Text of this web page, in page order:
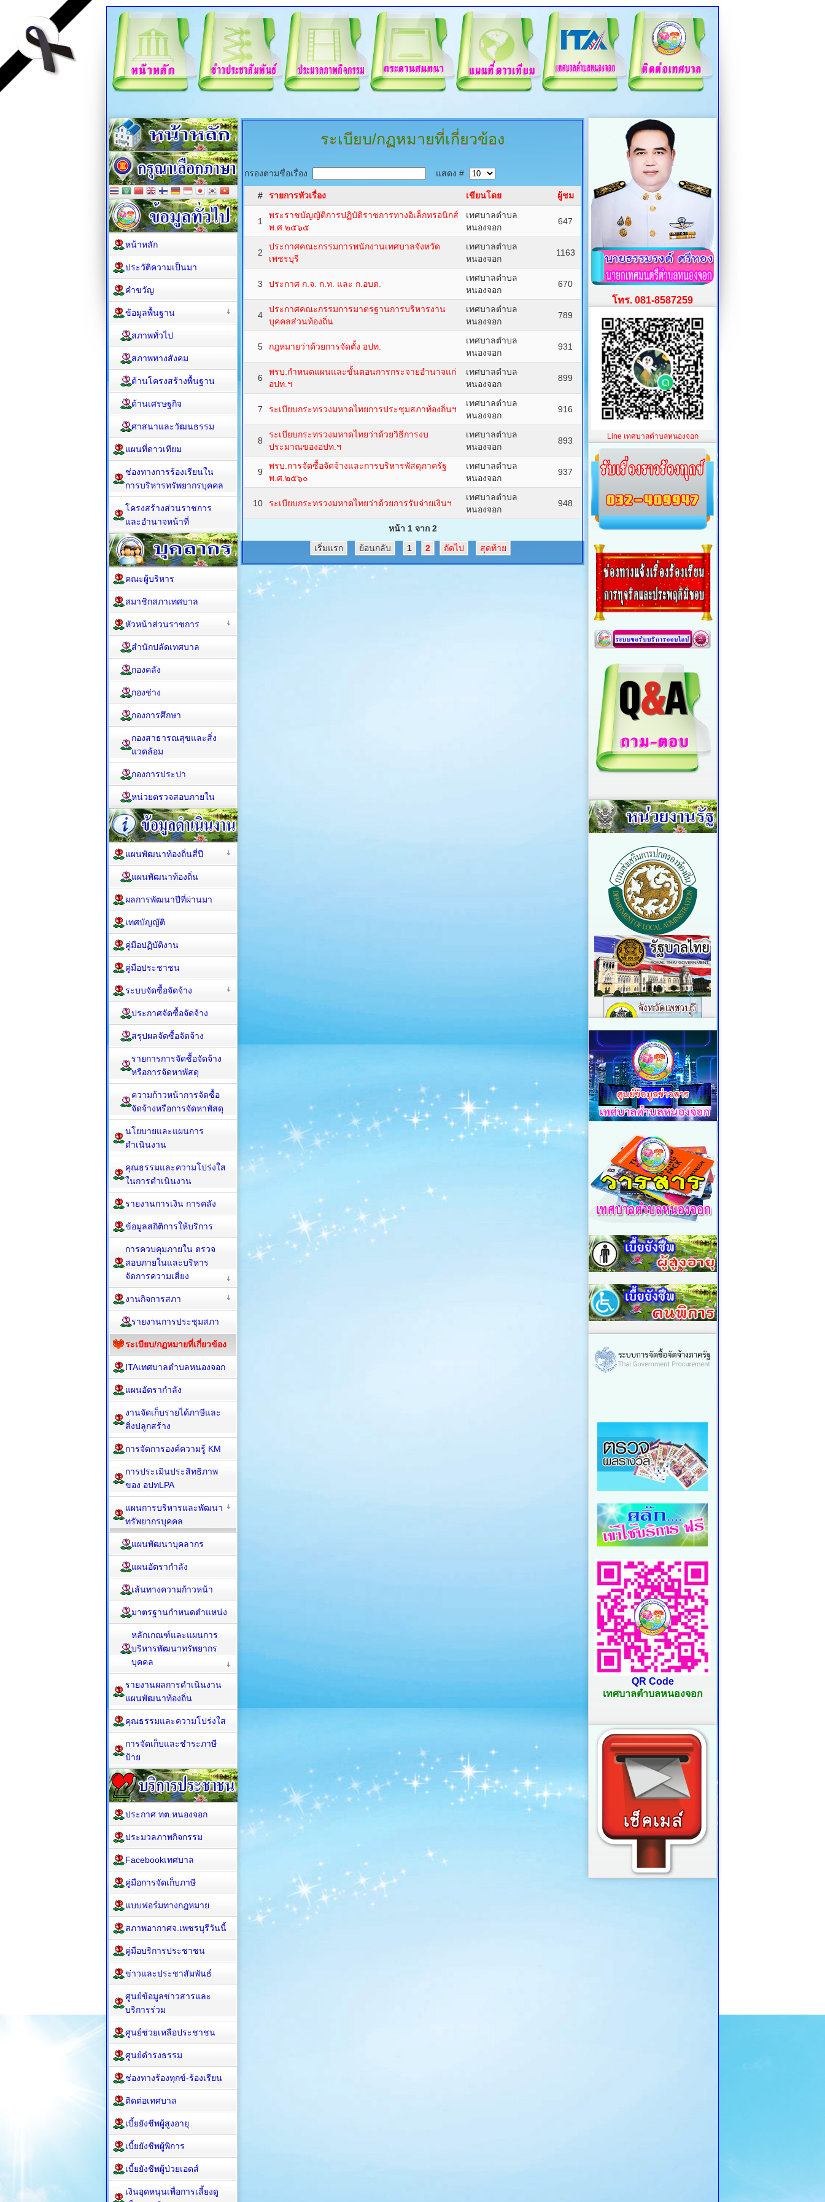
ระเบียบ/กฏหมายที่เกี่ยวข้อง
กรองตามชื่อเรื่อง แสดง #
# รายการหัวเรื่อง เขียนโดย ผู้ชม
1
พระราชบัญญัติการปฏิบัติราชการทางอิเล็กทรอนิกส์
พ.ศ.๒๕๖๕
เทศบาลตำบล
หนองจอก
647
2
ประกาศคณะกรรมการพนักงานเทศบาลจังหวัด
เพชรบุรี
เทศบาลตำบล
หนองจอก
1163
3 ประกาศ ก.จ. ก.ท. และ ก.อบต.
เทศบาลตำบล
หนองจอก
670
4
ประกาศคณะกรรมการมาตรฐานการบริหารงาน
บุคคลส่วนท้องถิ่น
เทศบาลตำบล
หนองจอก
789
5 กฎหมายว่าด้วยการจัดตั้ง อปท.
เทศบาลตำบล
หนองจอก
931
6
พรบ.กำหนดแผนและขั้นตอนการกระจายอำนาจแก่
อปท.ฯ
เทศบาลตำบล
หนองจอก
899
7 ระเบียบกระทรวงมหาดไทยการประชุมสภาท้องถิ่นฯ
เทศบาลตำบล
หนองจอก
916
8
ระเบียบกระทรวงมหาดไทยว่าด้วยวิธีการงบ
ประมาณของอปท.ฯ
เทศบาลตำบล
หนองจอก
893
9
พรบ.การจัดซื้อจัดจ้างและการบริหารพัสดุภาครัฐ
พ.ศ.๒๕๖๐
เทศบาลตำบล
หนองจอก
937
10 ระเบียบกระทรวงมหาดไทยว่าด้วยการรับจ่ายเงินฯ
เทศบาลตำบล
หนองจอก
948
หน้า 1 จาก 2
เริ่มแรก
ย้อนกลับ 1 2 ถัดไป สุดท้าย
หน้าหลัก
ประวัติความเป็นมา
คำขวัญ
ข้อมูลพื้นฐาน
สภาพทั่วไป
สภาพทางสังคม
ด้านโครงสร้างพื้นฐาน
ด้านเศรษฐกิจ
ศาสนาและวัฒนธรรม
แผนที่ดาวเทียม
ช่องทางการร้องเรียนใน
การบริหารทรัพยากรบุคคล
โครงสร้างส่วนราชการ
และอำนาจหน้าที่
คณะผู้บริหาร
สมาชิกสภาเทศบาล
หัวหน้าส่วนราชการ
สำนักปลัดเทศบาล
กองคลัง
กองช่าง
กองการศึกษา
กองสาธารณสุขและสิ่ง
แวดล้อม
กองการประปา
หน่วยตรวจสอบภายใน
แผนพัฒนาท้องถิ่นสี่ปี
แผนพัฒนาท้องถิ่น
ผลการพัฒนาปีที่ผ่านมา
เทศบัญญัติ
คู่มือปฏิบัติงาน
คู่มือประชาชน
ระบบจัดซื้อจัดจ้าง
ประกาศจัดซื้อจัดจ้าง
สรุปผลจัดซื้อจัดจ้าง
รายการการจัดซื้อจัดจ้าง
หรือการจัดหาพัสดุ
ความก้าวหน้าการจัดซื้อ
จัดจ้างหรือการจัดหาพัสดุ
นโยบายและแผนการ
ดำเนินงาน
คุณธรรมและความโปร่งใส
ในการดำเนินงาน
รายงานการเงิน การคลัง
ข้อมูลสถิติการให้บริการ
การควบคุมภายใน ตรวจ
สอบภายในและบริหาร
จัดการความเสี่ยง
งานกิจการสภา
รายงานการประชุมสภา
ระเบียบ/กฏหมายที่เกี่ยวข้อง
ITAเทศบาลตำบลหนองจอก
แผนอัตรากำลัง
งานจัดเก็บรายได้ภาษีและ
สิ่งปลูกสร้าง
การจัดการองค์ความรู้ KM
การประเมินประสิทธิภาพ
ของ อปทLPA
แผนการบริหารและพัฒนา
ทรัพยากรบุคคล
แผนพัฒนาบุคลากร
แผนอัตรากำลัง
เส้นทางความก้าวหน้า
มาตรฐานกำหนดตำแหน่ง
หลักเกณฑ์และแผนการ
บริหารพัฒนาทรัพยากร
บุคคล
รายงานผลการดำเนินงาน
แผนพัฒนาท้องถิ่น
คุณธรรมและความโปร่งใส
การจัดเก็บและชำระภาษี
ป้าย
ประกาศ ทต.หนองจอก
ประมวลภาพกิจกรรม
Facebookเทศบาล
คู่มือการจัดเก็บภาษี
แบบฟอร์มทางกฎหมาย
สภาพอากาศจ.เพชรบุรีวันนี้
คู่มือบริการประชาชน
ข่าวและประชาสัมพันธ์
ศูนย์ข้อมูลข่าวสารและ
บริการร่วม
ศูนย์ช่วยเหลือประชาชน
ศูนย์ดำรงธรรม
ช่องทางร้องทุกข์-ร้องเรียน
ติดต่อเทศบาล
เบี้ยยังชีพผู้สูงอายุ
เบี้ยยังชีพผู้พิการ
เบี้ยยังชีพผู้ป่วยเอดส์
เงินอุดหนุนเพื่อการเลี้ยงดู
โทร. 081-8587259
Line เทศบาลตำบลหนองจอก
QR Code
เทศบาลตำบลหนองจอก